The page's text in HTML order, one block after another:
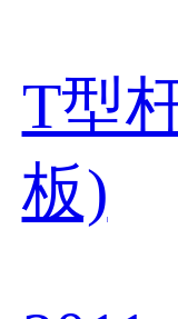
T型
板)